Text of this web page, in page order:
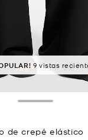
9 vistas
de crepé elástico